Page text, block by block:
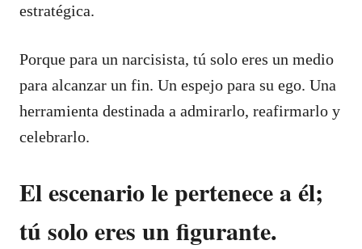
estratégica.
Porque para un narcisista, tú solo eres un medio
para alcanzar un fin. Un espejo para su ego. Una
herramienta destinada a admirarlo, reafirmarlo y
celebrarlo.
El escenario le pertenece a él;
tú solo eres un figurante.